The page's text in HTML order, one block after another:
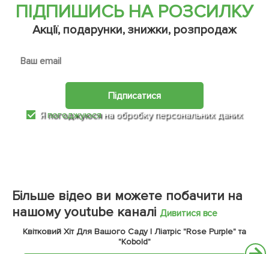
ПІДПИШИСЬ НА РОЗСИЛКУ
Акції, подарунки, знижки, розпродаж
Підписатися
Япогоджуюсяна обробку персональних даних
Більше відео ви можете побачити на
нашому youtube каналі Дивитися все
Квітковий Хіт Для Вашого Саду | Ліатріс "Rose Purple" та
"Kobold"